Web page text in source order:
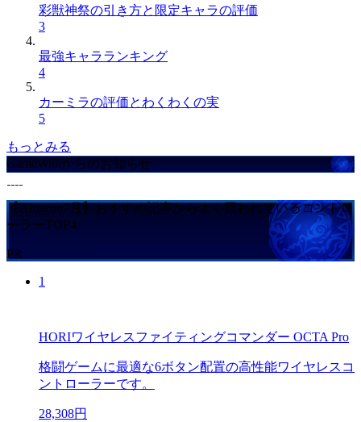
彩獣神祭の引き方と限定キャラの評価
3
最強キャラランキング
4
カーミラの評価とわくわくの実
5
もっとみる
GameWithからのお知らせ
【Amazon7月】おすすめ記事からよく買われているコントロ
ーラーTOP4
PR
1
HORIワイヤレスファイティングコマンダー OCTA Pro
格闘ゲームに最適な6ボタン配置の高性能ワイヤレスコ
ントローラーです。
28,308円